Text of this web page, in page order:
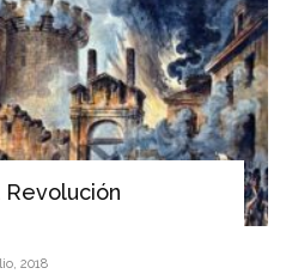
Revolución
2018